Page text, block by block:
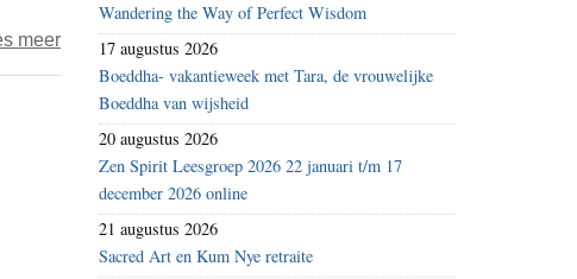
vertrouwen
op
hun
wantrouwen
meerover
Meester
Vertrouwen
zonder
basis
Wandering the Way of Perfect Wisdom
17 augustus 2026
Boeddha- vakantieweek met Tara, de vrouwelijke
Boeddha van wijsheid
20 augustus 2026
Zen Spirit Leesgroep 2026 22 januari t/m 17
december 2026 online
21 augustus 2026
Sacred Art en Kum Nye retraite